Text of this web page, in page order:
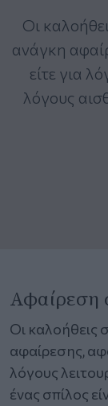
Οι
ανάγκη
είτε για
λόγους
Αφαίρεση
Οι καλοήθεις
αφαίρεσης,
λόγους
ένας σπίλος